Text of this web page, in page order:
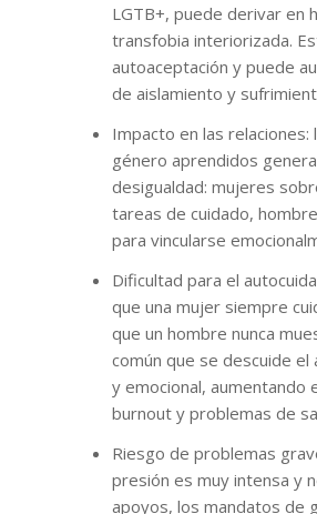
LGTB+, puede derivar en
transfobia interiorizada.
autoaceptación y puede
de aislamiento y
Impacto en las relaciones:
género aprendidos
desigualdad: mujeres
tareas de cuidado,
para vincularse
Dificultad para el
que una mujer siempre
que un hombre nunca
común que se descuide el
y emocional, aumentando
burnout y problemas de
Riesgo de problemas
presión es muy intensa y
apoyos, los mandatos de